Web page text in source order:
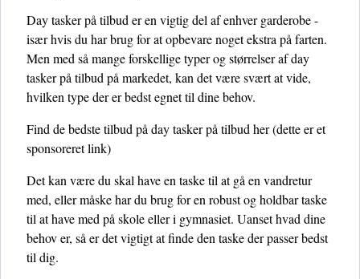
Day tasker på tilbud er en vigtig del af enhver garderobe -
især hvis du har brug for at opbevare noget ekstra på farten.
Men med så mange forskellige typer og størrelser af day
tasker på tilbud på markedet, kan det være svært at vide,
hvilken type der er bedst egnet til dine behov.
Find de bedste tilbud på day tasker på tilbud her(dette er et
sponsoreret link)
Det kan være du skal have en taske til at gå en vandretur
med, eller måske har du brug for en robust og holdbar taske
til at have med på skole eller i gymnasiet. Uanset hvad dine
behov er, så er det vigtigt at finde den taske der passer bedst
til dig.